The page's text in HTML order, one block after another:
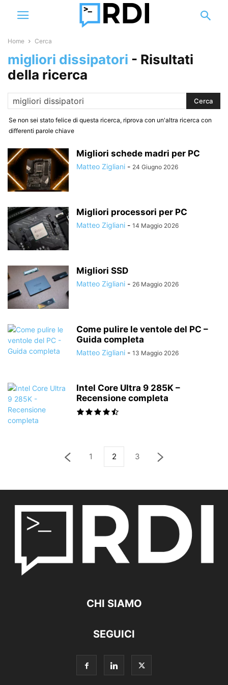
Home Cerca
migliori dissipatori - Risultati
della ricerca
Se non sei stato felice di questa ricerca, riprova con un'altra ricerca con
differenti parole chiave
Migliori schede madri per PC
Matteo Zigliani - 24 Giugno 2026
Migliori processori per PC
Matteo Zigliani - 14 Maggio 2026
Migliori SSD
Matteo Zigliani - 26 Maggio 2026
Come pulire le ventole del PC –
Guida completa
Matteo Zigliani - 13 Maggio 2026
Intel Core Ultra 9 285K –
Recensione completa
1 2 3
CHI SIAMO
SEGUICI